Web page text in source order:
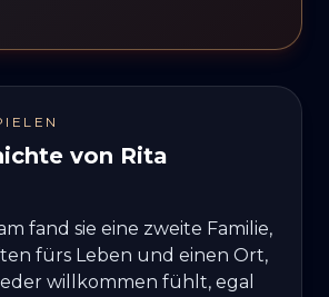
von Rita
fand sie eine zweite Familie,
fürs Leben und einen Ort,
willkommen fühlt, egal